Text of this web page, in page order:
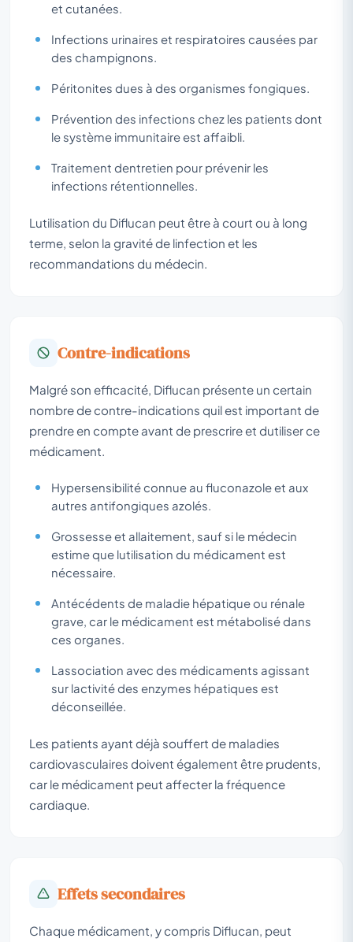
et cutanées.
Infections urinaires et respiratoires causées par
des champignons.
Péritonites dues à des organismes fongiques.
Prévention des infections chez les patients dont
le système immunitaire est affaibli.
Traitement dentretien pour prévenir les
infections rétentionnelles.
Lutilisation du Diflucan peut être à court ou à long
terme, selon la gravité de linfection et les
recommandations du médecin.
Contre-indications
Malgré son efficacité, Diflucan présente un certain
nombre de contre-indications quil est important de
prendre en compte avant de prescrire et dutiliser ce
médicament.
Hypersensibilité connue au fluconazole et aux
autres antifongiques azolés.
Grossesse et allaitement, sauf si le médecin
estime que lutilisation du médicament est
nécessaire.
Antécédents de maladie hépatique ou rénale
grave, car le médicament est métabolisé dans
ces organes.
Lassociation avec des médicaments agissant
sur lactivité des enzymes hépatiques est
déconseillée.
Les patients ayant déjà souffert de maladies
cardiovasculaires doivent également être prudents,
car le médicament peut affecter la fréquence
cardiaque.
Effets secondaires
Chaque médicament, y compris Diflucan, peut